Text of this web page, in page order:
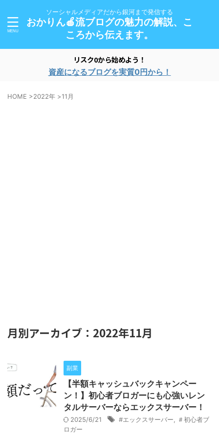
ソーシャルメディアだから銀河まで発信する
おかりん🍎流ブログの魅力の解説、こ
ころから伝えます。
リスク0から始めよう！
資産になるブログを実質0円から！
HOME >2022年 >11月
月別アーカイブ：2022年11月
副業
【半額キャッシュバックキャンペー
ン！】初心者ブロガーにも心強いレン
タルサーバーならエックスサーバー！
2025/6/21 #エックスサーバー
＃初心者ブ
ロガー